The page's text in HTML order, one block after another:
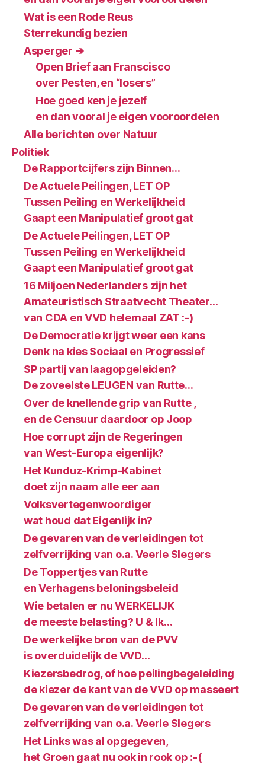
Wat is een Rode Reus
Sterrekundig bezien
Asperger ➔
Open Brief aan Franscisco
over Pesten, en “losers”
Hoe goed ken je jezelf
en dan vooral je eigen vooroordelen
Alle berichten over Natuur
Politiek
De Rapportcijfers zijn Binnen…
De Actuele Peilingen, LET OP
Tussen Peiling en Werkelijkheid
Gaapt een Manipulatief groot gat
De Actuele Peilingen, LET OP
Tussen Peiling en Werkelijkheid
Gaapt een Manipulatief groot gat
16 Miljoen Nederlanders zijn het
Amateuristisch Straatvecht Theater…
van CDA en VVD helemaal ZAT :-)
De Democratie krijgt weer een kans
Denk na kies Sociaal en Progressief
SP partij van laagopgeleiden?
De zoveelste LEUGEN van Rutte…
Over de knellende grip van Rutte ,
en de Censuur daardoor op Joop
Hoe corrupt zijn de Regeringen
van West-Europa eigenlijk?
Het Kunduz-Krimp-Kabinet
doet zijn naam alle eer aan
Volksvertegenwoordiger
wat houd dat Eigenlijk in?
De gevaren van de verleidingen tot
zelfverrijking van o.a. Veerle Slegers
De Toppertjes van Rutte
en Verhagens beloningsbeleid
Wie betalen er nu WERKELIJK
de meeste belasting? U & Ik…
De werkelijke bron van de PVV
is overduidelijk de VVD…
Kiezersbedrog, of hoe peilingbegeleiding
de kiezer de kant van de VVD op masseert
De gevaren van de verleidingen tot
zelfverrijking van o.a. Veerle Slegers
Het Links was al opgegeven,
het Groen gaat nu ook in rook op :-(